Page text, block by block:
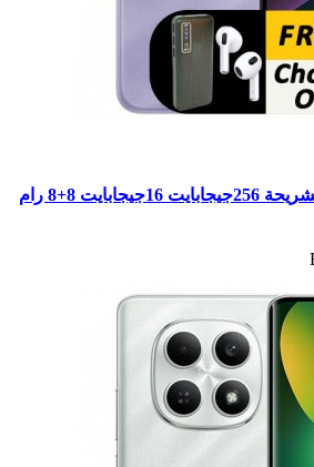
موبايل ريدمي 15 ثنائي الشريحة 256جيجابايت 16جيجابايت 8+8 رام